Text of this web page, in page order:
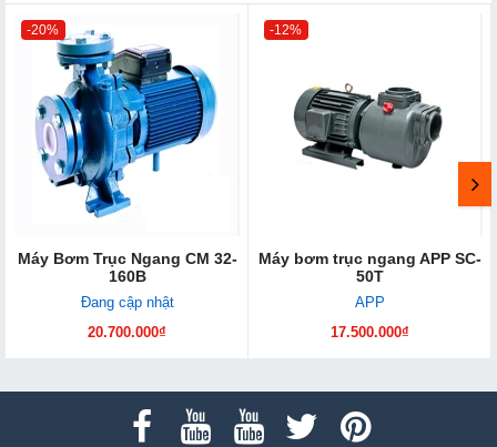
-20%
Máy Bơm Trục Ngang CM 32-
160B
Đang cập nhật
20.700.000₫
-12%
Máy bơm trục ngang APP SC-
50T
APP
17.500.000₫